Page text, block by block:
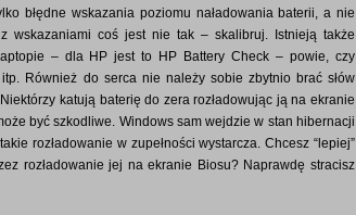
błędne wskazania poziomu naładowania baterii, a nie
wskazaniami coś jest nie tak – skalibruj. Istnieją także
– dla HP jest to HP Battery Check – powie, czy
Również do serca nie należy sobie zbytnio brać słów
katują baterię do zera rozładowując ją na ekranie
być szkodliwe. Windows sam wejdzie w stan hibernacji
rozładowanie w zupełności wystarcza. Chcesz “lepiej”
rozładowanie jej na ekranie Biosu? Naprawdę stracisz